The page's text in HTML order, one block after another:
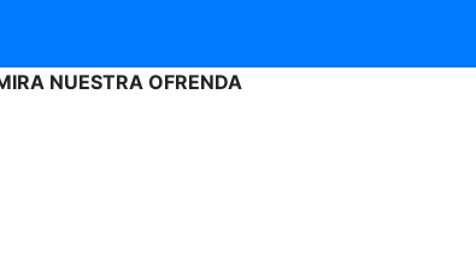
NUESTRA OFRENDA